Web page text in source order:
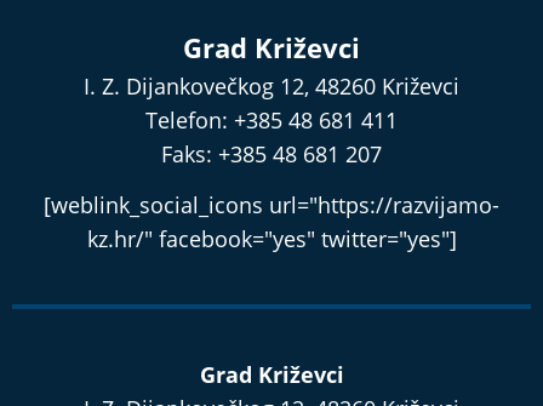
Grad Križevci
I. Z. Dijankovečkog 12, 48260 Križevci
Telefon: +385 48 681 411
Faks: +385 48 681 207
[weblink_social_icons url="https://razvijamo-
kz.hr/" facebook="yes" twitter="yes"]
Grad Križevci